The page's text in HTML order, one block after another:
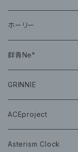
CD
ホーリー
CD
群青Ne°
CD
グッズ
GRINNIE
グッズ
ACEproject
グッズ
Asterism Clock